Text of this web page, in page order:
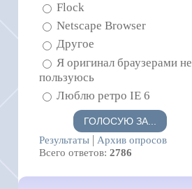
Flock
Netscape Browser
Другое
Я оригинал браузерами не
пользуюсь
Люблю ретро IE 6
Результаты | Архив опросов
Всего ответов: 2786